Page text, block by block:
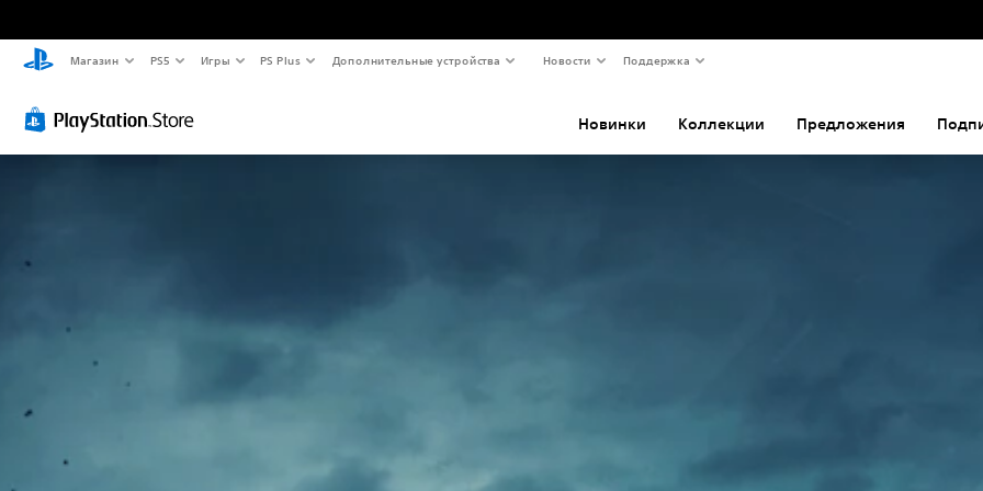
Магазин PS5 Игры PS Plus Дополнительные устройства Новости Поддержка
Новинки Коллекции Предложения